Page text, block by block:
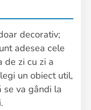
decorativ;
adesea cele
de zi cu zi a
un obiect util,
va gândi la